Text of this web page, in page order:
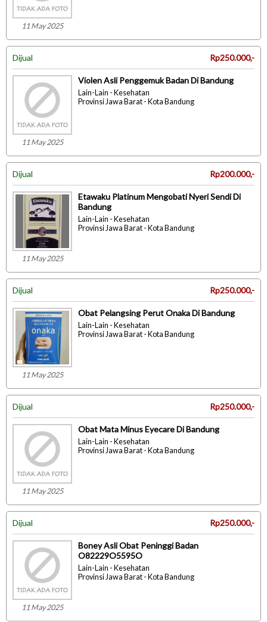
11 May 2025
Dijual Rp250.000,-
11 May 2025
Violen Asli Penggemuk Badan Di Bandung
Lain-Lain - Kesehatan
Provinsi Jawa Barat - Kota Bandung
Dijual Rp200.000,-
11 May 2025
Etawaku Platinum Mengobati Nyeri Sendi Di
Bandung
Lain-Lain - Kesehatan
Provinsi Jawa Barat - Kota Bandung
Dijual Rp250.000,-
11 May 2025
Obat Pelangsing Perut Onaka Di Bandung
Lain-Lain - Kesehatan
Provinsi Jawa Barat - Kota Bandung
Dijual Rp250.000,-
11 May 2025
Obat Mata Minus Eyecare Di Bandung
Lain-Lain - Kesehatan
Provinsi Jawa Barat - Kota Bandung
Dijual Rp250.000,-
11 May 2025
Boney Asli Obat Peninggi Badan
O82229O5595O
Lain-Lain - Kesehatan
Provinsi Jawa Barat - Kota Bandung